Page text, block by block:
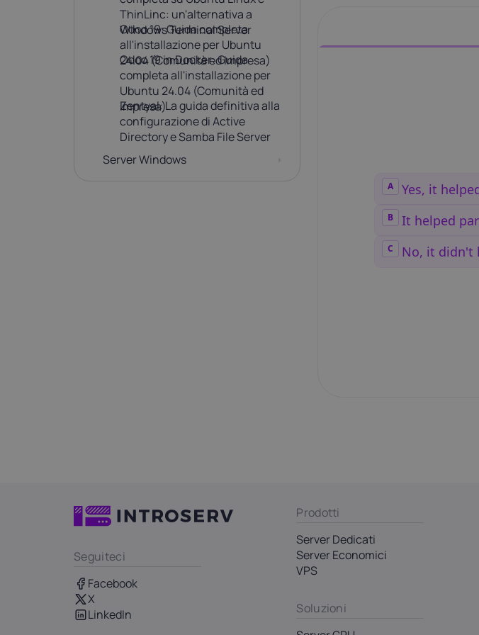
ThinLinc: un'alternativa a
Windows Terminal Server
Odoo 19: Guida completa
all'installazione per Ubuntu
24.04 (Comunità ed Impresa)
Odoo 19 in Docker: Guida
completa all'installazione per
Ubuntu 24.04 (Comunità ed
Impresa)
Zentyal: La guida definitiva alla
configurazione di Active
Directory e Samba File Server
Server Windows
Seguiteci
Facebook
X
LinkedIn
Prodotti
Server Dedicati
Server Economici
VPS
Soluzioni